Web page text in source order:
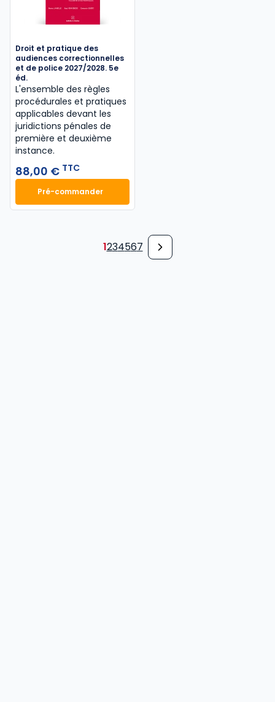
Droit et pratique des
audiences correctionnelles
et de police 2027/2028. 5e
éd.
L'ensemble des règles
procédurales et pratiques
applicables devant les
juridictions pénales de
première et deuxième
instance.
88,00 € TTC
Pré-commanderDroit et pratique des audiences correctionnelles
1234567